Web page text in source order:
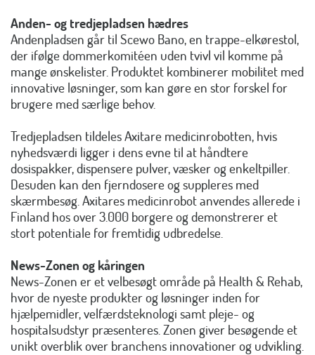
Anden- og tredjepladsen hædres
Andenpladsen går til Scewo Bano, en trappe-elkørestol,
der ifølge dommerkomitéen uden tvivl vil komme på
mange ønskelister. Produktet kombinerer mobilitet med
innovative løsninger, som kan gøre en stor forskel for
brugere med særlige behov.
Tredjepladsen tildeles Axitare medicinrobotten, hvis
nyhedsværdi ligger i dens evne til at håndtere
dosispakker, dispensere pulver, væsker og enkeltpiller.
Desuden kan den fjerndosere og suppleres med
skærmbesøg. Axitares medicinrobot anvendes allerede i
Finland hos over 3.000 borgere og demonstrerer et
stort potentiale for fremtidig udbredelse.
News-Zonen og kåringen
News-Zonen er et velbesøgt område på Health & Rehab,
hvor de nyeste produkter og løsninger inden for
hjælpemidler, velfærdsteknologi samt pleje- og
hospitalsudstyr præsenteres. Zonen giver besøgende et
unikt overblik over branchens innovationer og udvikling.